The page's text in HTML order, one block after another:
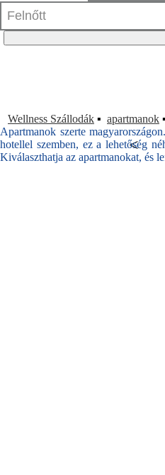
<
Wellness Szállodák ▪ apartmanok
Apartmanok szerte
hotellel szemben, ez a lehetőség
Kiválaszthatja az apartmanokat, és